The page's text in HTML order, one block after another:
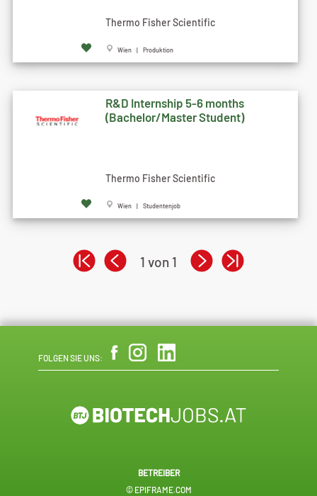
Thermo Fisher Scientific
Wien | Produktion
R&D Internship 5-6 months
(Bachelor/Master Student)
Thermo Fisher Scientific
Wien | Studentenjob
1 von 1
FOLGEN SIE UNS:
BETREIBER
© EPIFRAME.COM